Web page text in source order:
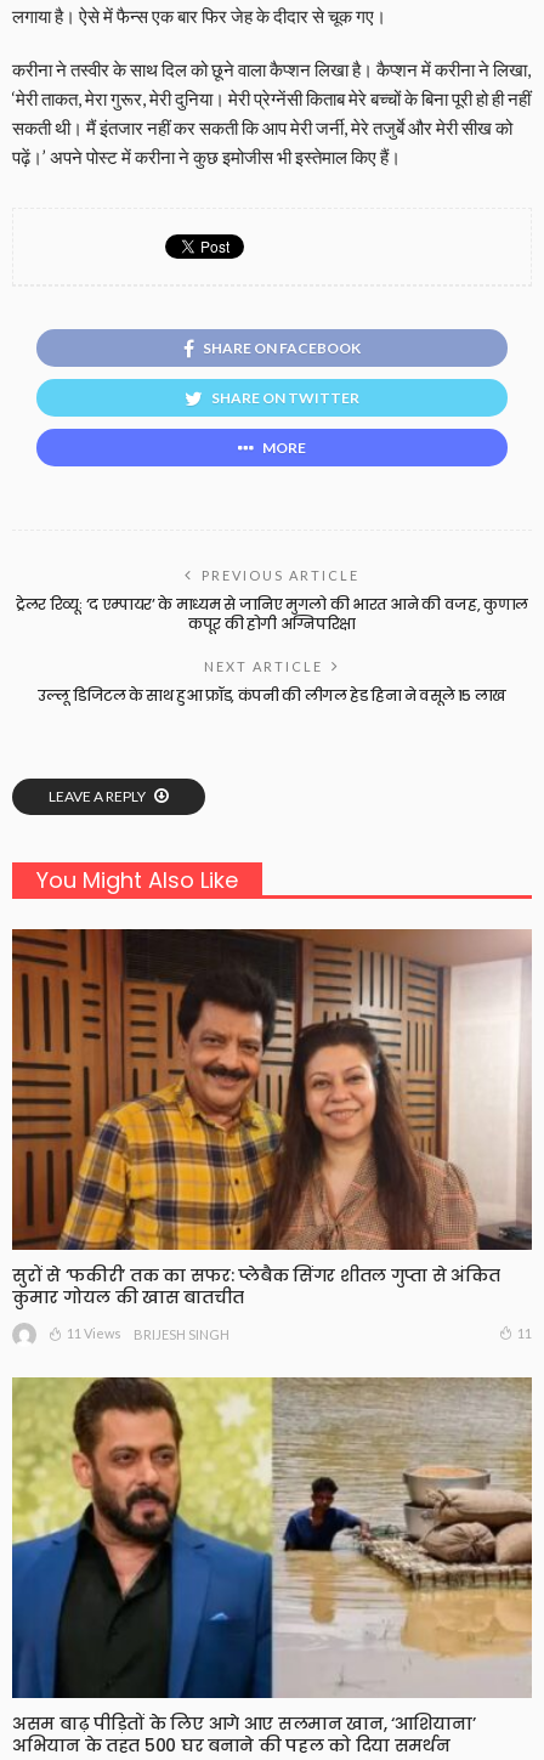
लगाया है। ऐसे में फैन्स एक बार फिर जेह के दीदार से चूक गए।
करीना ने तस्वीर के साथ दिल को छूने वाला कैप्शन लिखा है। कैप्शन में करीना ने लिखा,
‘मेरी ताकत, मेरा गुरूर, मेरी दुनिया। मेरी प्रेग्नेंसी किताब मेरे बच्चों के बिना पूरी हो ही नहीं
सकती थी। मैं इंतजार नहीं कर सकती कि आप मेरी जर्नी, मेरे तजुर्बे और मेरी सीख को
पढ़ें।’ अपने पोस्ट में करीना ने कुछ इमोजीस भी इस्तेमाल किए हैं।
SHARE ON FACEBOOK
SHARE ON TWITTER
MORE
PREVIOUS ARTICLE
ट्रेलर रिव्यूः ‘द एम्पायर’ के माध्यम से जानिए मुगलो की भारत आने की वजह, कुणाल
कपूर की होगी अग्निपरिक्षा
NEXT ARTICLE
उल्लू डिजिटल के साथ हुआ फ्रॉड, कंपनी की लीगल हेड हिना ने वसूले 15 लाख
LEAVE A REPLY
You Might Also Like
सुरों से ‘फकीरी’ तक का सफर: प्लेबैक सिंगर शीतल गुप्ता से अंकित
कुमार गोयल की खास बातचीत
11 Views BRIJESH SINGH 11
असम बाढ़ पीड़ितों के लिए आगे आए सलमान खान, ‘आशियाना’
अभियान के तहत 500 घर बनाने की पहल को दिया समर्थन